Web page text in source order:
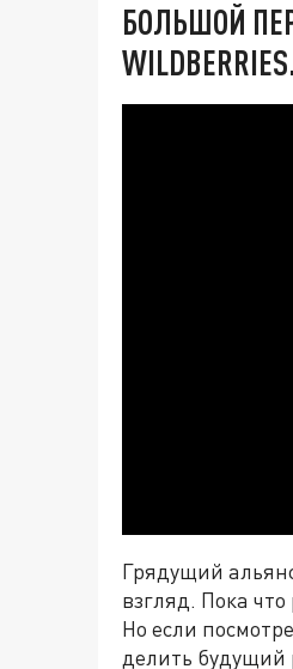
БОЛЬШОЙ
Грядущий
взгляд. Пока
Но если
делить будущий